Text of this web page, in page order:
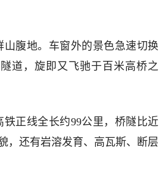
腹地。车窗外的景色急速切换
道，旋即又飞驰于百米高桥之
正线全长约99公里，桥隧比近
，还有岩溶发育、高瓦斯、断层